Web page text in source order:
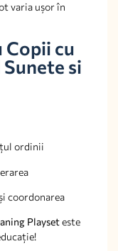
varia ușor în
Copii cu
si
ordinii
coordonarea
Playseteste